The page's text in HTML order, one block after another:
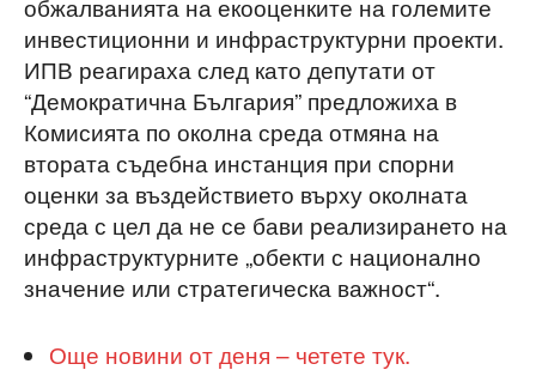
инвестиционни и инфраструктурни проекти.
ИПВ реагираха след като депутати от
“Демократична България” предложиха в
Комисията по околна среда отмяна на
втората съдебна инстанция при спорни
оценки за въздействието върху околната
среда с цел да не се бави реализирането на
инфраструктурните „обекти с национално
значение или стратегическа важност“.
Още новини от деня – четете тук.